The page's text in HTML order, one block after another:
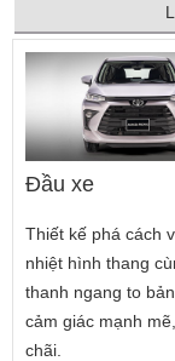
Đầu xe
Thiết kế phá cách
nhiệt hình thang
thanh ngang to
cảm giác mạnh
chãi.